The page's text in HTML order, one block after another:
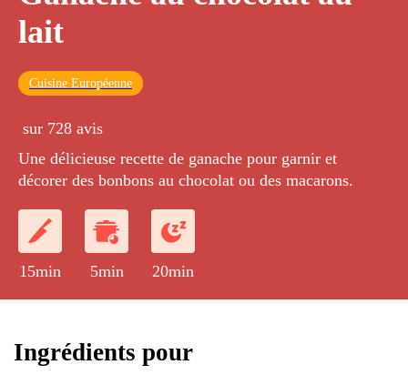
lait
Cuisine Européenne
sur 728 avis
Une délicieuse recette de ganache pour garnir et
décorer des bonbons au chocolat ou des macarons.
15min 5min 20min
Ingrédients pour